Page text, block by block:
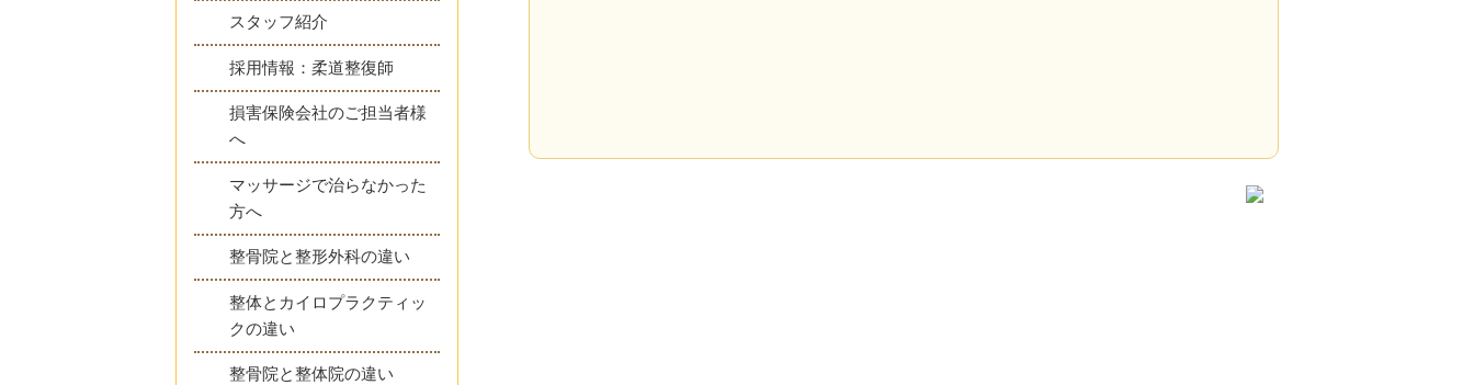
スタッフ紹介
採用情報：柔道整復師
損害保険会社のご担当者様
へ
マッサージで治らなかった
方へ
整骨院と整形外科の違い
整体とカイロプラクティッ
クの違い
整骨院と整体院の違い